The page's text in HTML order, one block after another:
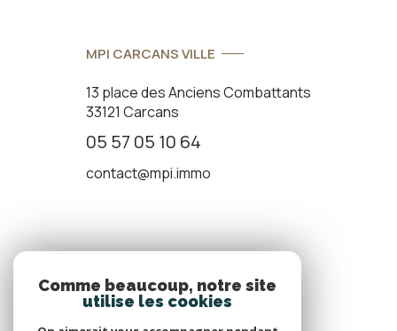
MPI CARCANS VILLE
13 place des Anciens Combattants
33121 Carcans
05 57 05 10 64
contact@mpi.immo
ADHÉRENTS
Nous adhérons
Comme beaucoup, notre site
utilise les cookies